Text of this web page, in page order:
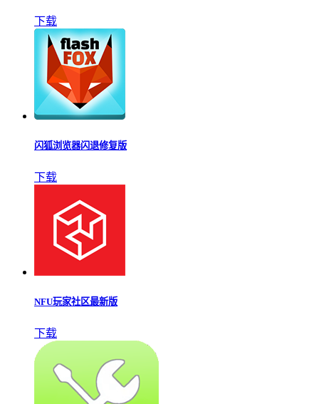
下载
闪狐浏览器闪退修复版
下载
NFU玩家社区最新版
下载